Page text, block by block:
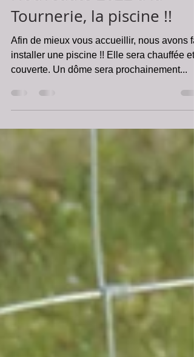
Nouveauté 2022 à la
Tournerie, la piscine !!
Afin de mieux vous accueillir, nous avons
couverte. Un dôme sera prochainement...